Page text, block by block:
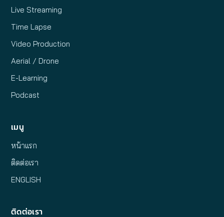
Live Streaming
Time Lapse
Video Production
Aerial / Drone
E-Learning
Podcast
เมนู
หน้าแรก
ติดต่อเรา
ENGLISH
ติดต่อเรา